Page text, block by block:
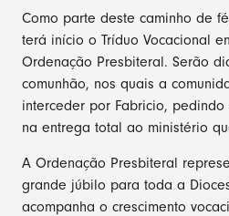
Como parte deste caminho de
terá início o Tríduo Vocacional
Ordenação Presbiteral. Serão
comunhão, nos quais a
interceder por Fabricio,
na entrega total ao ministério
A Ordenação Presbiteral
grande júbilo para toda a
acompanha o crescimento